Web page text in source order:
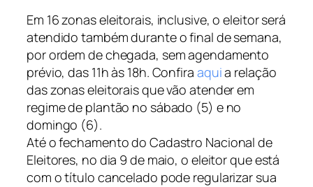
Em 16 zonas eleitorais, inclusive, o eleitor será
atendido também durante o final de semana,
por ordem de chegada, sem agendamento
prévio, das 11h às 18h. Confira aquia relação
das zonas eleitorais que vão atender em
regime de plantão no sábado (5) e no
domingo (6).
Até o fechamento do Cadastro Nacional de
Eleitores, no dia 9 de maio, o eleitor que está
com o título cancelado pode regularizar sua